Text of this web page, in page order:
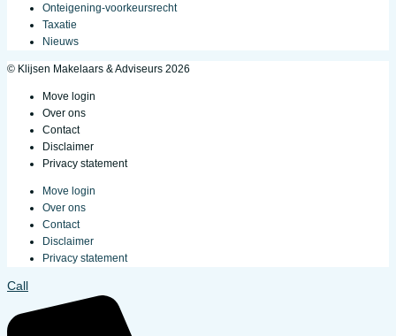
Onteigening-voorkeursrecht
Taxatie
Nieuws
© Klijsen Makelaars & Adviseurs 2026
Move login
Over ons
Contact
Disclaimer
Privacy statement
Move login
Over ons
Contact
Disclaimer
Privacy statement
Call